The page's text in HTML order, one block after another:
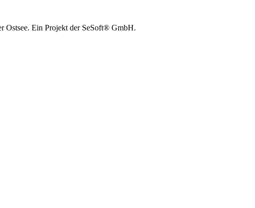
Ostsee. Ein Projekt der SeSoft® GmbH.